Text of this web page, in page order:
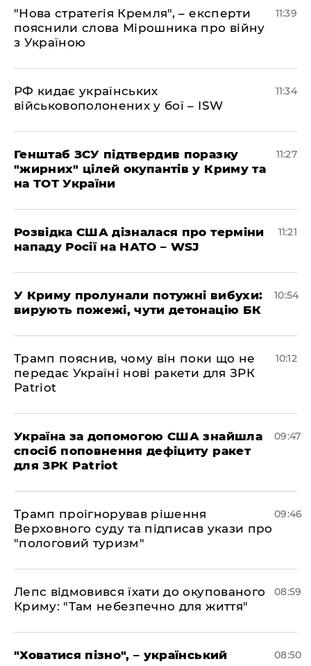
"Нова стратегія Кремля", – експерти
пояснили слова Мірошника про війну
з Україною
11:39
РФ кидає українських
військовополонених у бої – ISW
11:34
Генштаб ЗСУ підтвердив поразку
"жирних" цілей окупантів у Криму та
на ТОТ України
11:27
Розвідка США дізналася про терміни
нападу Росії на НАТО – WSJ
11:21
У Криму пролунали потужні вибухи:
вирують пожежі, чути детонацію БК
10:54
Трамп пояснив, чому він поки що не
передає Україні нові ракети для ЗРК
Patriot
10:12
Україна за допомогою США знайшла
спосіб поповнення дефіциту ракет
для ЗРК Patriot
09:47
Трамп проігнорував рішення
Верховного суду та підписав укази про
"пологовий туризм"
09:46
Лепс відмовився їхати до окупованого
Криму: "Там небезпечно для життя"
08:59
"Ховатися пізно", – український
08:50